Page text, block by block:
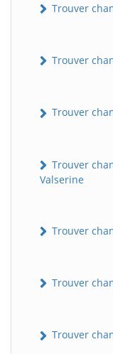
Trouver
Trouver
Trouver
Trouver
Valserine
Trouver
Trouver
Trouver